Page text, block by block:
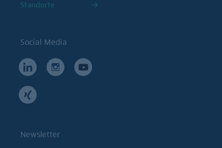
Standorte
Social Media
Newsletter